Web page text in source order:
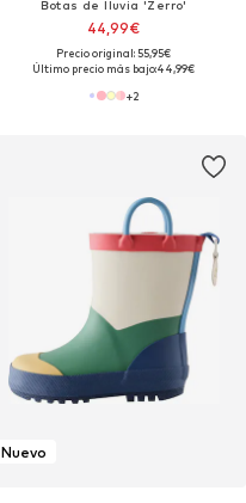
Botas de lluvia 'Zerro'
44,99€
Precio original: 55,95€
Último precio más bajo:44,99€
+2
Nuevo